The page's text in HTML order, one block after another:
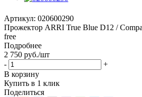
Артикул: 020600290
Прожектор ARRI True Blue D12 /
free
Подробнее
2 750 руб./шт
-
+
В корзину
Купить в 1 клик
Поделиться